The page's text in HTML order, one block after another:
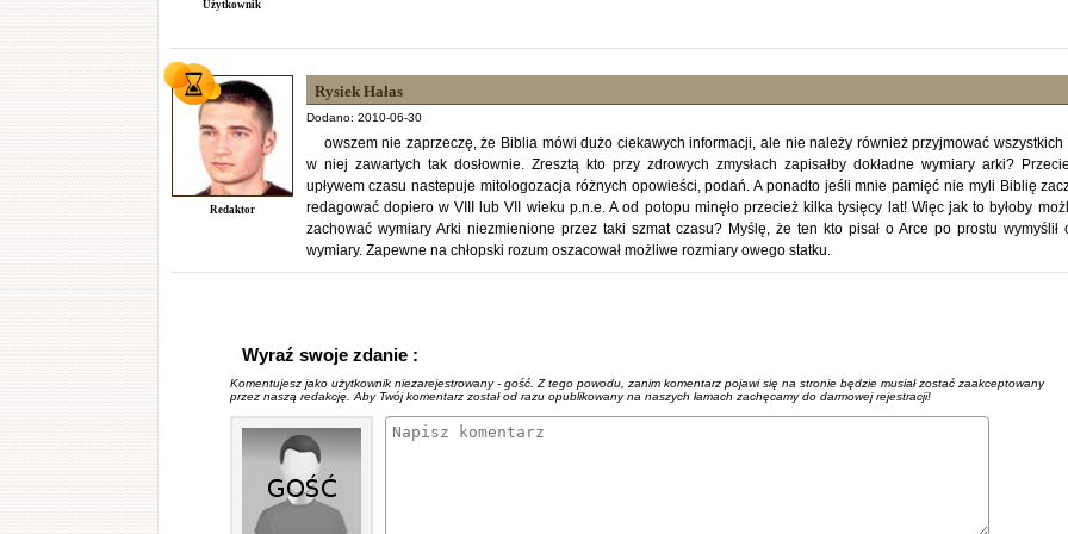
Użytkownik
Redaktor
Rysiek Hałas
Dodano: 2010-06-30
owszem nie zaprzeczę, że Biblia mówi dużo ciekawych informacji, ale nie należy również przyjmować wszystkich
w niej zawartych tak dosłownie. Zresztą kto przy zdrowych zmysłach zapisałby dokładne wymiary arki?
upływem czasu nastepuje mitologozacja różnych opowieści, podań. A ponadto jeśli mnie pamięć nie myli Biblię
redagować dopiero w VIII lub VII wieku p.n.e. A od potopu minęło przecież kilka tysięcy lat! Więc jak to byłoby
zachować wymiary Arki niezmienione przez taki szmat czasu? Myślę, że ten kto pisał o Arce po prostu wymyślił
wymiary. Zapewne na chłopski rozum oszacował możliwe rozmiary owego statku.
Wyraź swoje zdanie :
Komentujesz jako użytkownik niezarejestrowany - gość. Z tego powodu, zanim komentarz pojawi się na stronie będzie musiał zostać zaakceptowany
przez naszą redakcję. Aby Twój komentarz został od razu opublikowany na naszych łamach zachęcamy do darmowej rejestracji!